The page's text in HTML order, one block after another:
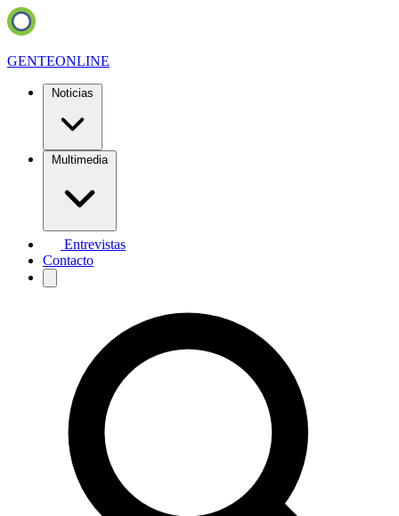
GENTEONLINE
Noticias
Multimedia
Entrevistas
Contacto